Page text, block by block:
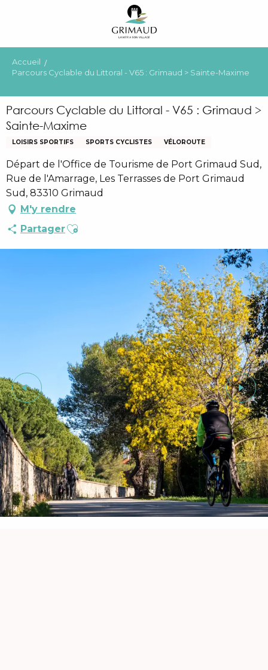
principal
Accueil
Parcours Cyclable du Littoral - V65 : Grimaud > Sainte-Maxime
Parcours Cyclable du Littoral - V65 : Grimaud >
Sainte-Maxime
LOISIRS SPORTIFS SPORTS CYCLISTES VÉLOROUTE
Départ de l'Office de Tourisme de Port Grimaud Sud,
Rue de l'Amarrage, Les Terrasses de Port Grimaud
Sud, 83310 Grimaud
M'y rendre
PartagerAjouter aux favoris